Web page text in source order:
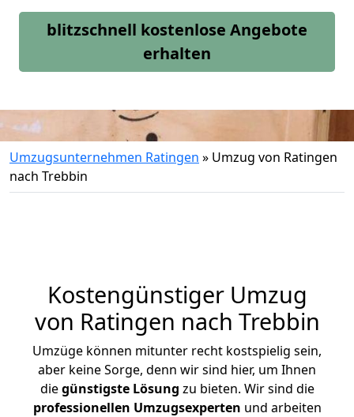
blitzschnell kostenlose Angebote
erhalten
Umzugsunternehmen Ratingen » Umzug von Ratingen
nach Trebbin
Kostengünstiger Umzug
von Ratingen nach Trebbin
Umzüge können mitunter recht kostspielig sein,
aber keine Sorge, denn wir sind hier, um Ihnen
diegünstigste Lösung zu bieten. Wir sind die
professionellen Umzugsexperten und arbeiten